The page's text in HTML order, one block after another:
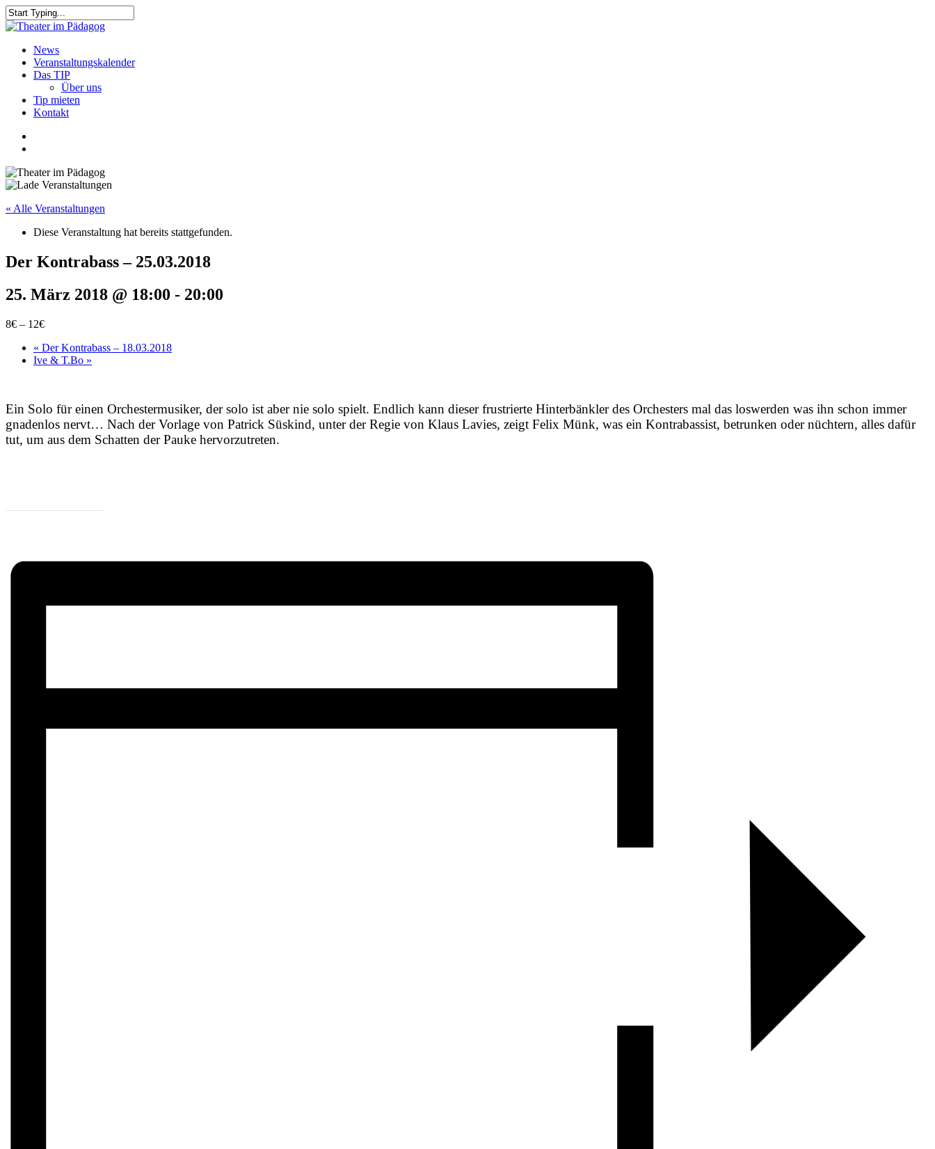
Skip
to
content
Close
search
Menu
News
Veranstaltungskalender
Das TIP
Über uns
Tip mieten
Kontakt
« Alle Veranstaltungen
Diese Veranstaltung hat bereits stattgefunden.
Der Kontrabass – 25.03.2018
25. März 2018 @ 18:00 - 20:00
8€ – 12€
« Der Kontrabass – 18.03.2018
Ive & T.Bo »
Ein Solo für einen Orchestermusiker, der solo ist aber nie solo spielt. Endlich kann dieser frustrierte Hinterbänkler des Orchesters mal das loswerden was ihn schon immer
gnadenlos nervt… Nach der Vorlage von Patrick Süskind, unter der Regie von Klaus Lavies, zeigt Felix Münk, was ein Kontrabassist, betrunken oder nüchtern, alles dafür
tut, um aus dem Schatten der Pauke hervorzutreten.